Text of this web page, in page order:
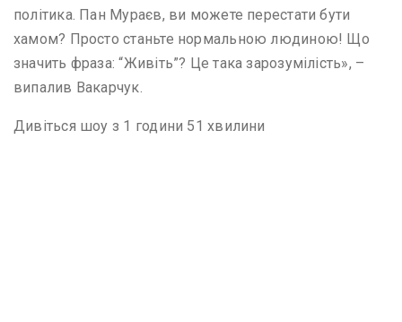
політика. Пан Мураєв, ви можете перестати бути
хамом? Просто станьте нормальною людиною! Що
значить фраза: “Живіть”? Це така зарозумілість», –
випалив Вакарчук.
Дивіться шоу з 1 години 51 хвилини